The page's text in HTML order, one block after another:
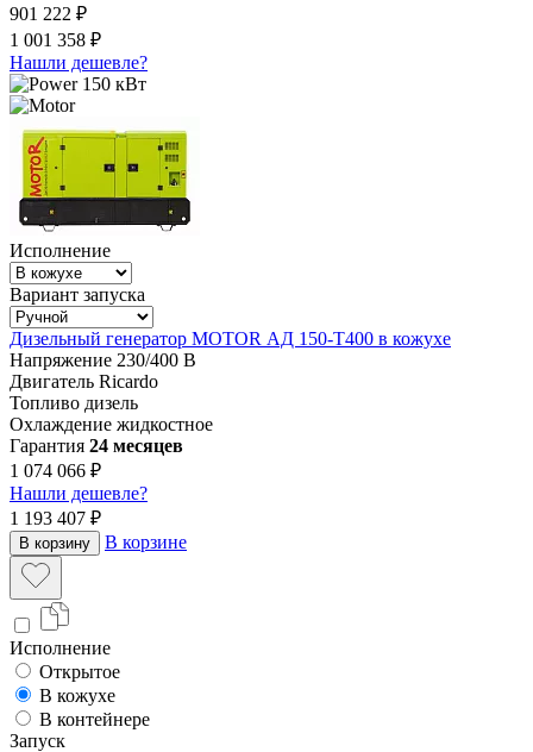
901 222 ₽
1 001 358 ₽
Нашли дешевле?
150 кВт
Исполнение
Вариант запуска
Дизельный генератор MOTOR АД 150-Т400 в кожухе
Напряжение 230/400 В
Двигатель Ricardo
Топливо дизель
Охлаждение жидкостное
Гарантия 24 месяцев
1 074 066 ₽
Нашли дешевле?
1 193 407 ₽
В корзину В корзине
Исполнение
Открытое
В кожухе
В контейнере
Запуск